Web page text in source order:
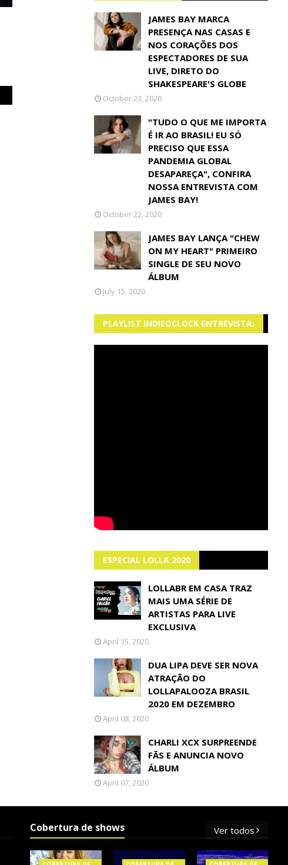
JAMES BAY MARCA
PRESENÇA NAS CASAS E
NOS CORAÇÕES DOS
ESPECTADORES DE SUA
LIVE, DIRETO DO
SHAKESPEARE'S GLOBE
October 23, 2020
"TUDO O QUE ME IMPORTA
É IR AO BRASIL! EU SÓ
PRECISO QUE ESSA
PANDEMIA GLOBAL
DESAPAREÇA", CONFIRA
NOSSA ENTREVISTA COM
JAMES BAY!
October 22, 2020
JAMES BAY LANÇA "CHEW
ON MY HEART" PRIMEIRO
SINGLE DE SEU NOVO
ÁLBUM
July 15, 2020
PLAYLIST INDIEOCLOCK ENTREVISTA:
ESPECIAL LOLLA 2020
LOLLABR EM CASA TRAZ
MAIS UMA SÉRIE DE
ARTISTAS PARA LIVE
EXCLUSIVA
April 15, 2020
DUA LIPA DEVE SER NOVA
ATRAÇÃO DO
LOLLAPALOOZA BRASIL
2020 EM DEZEMBRO
April 08, 2020
CHARLI XCX SURPREENDE
FÃS E ANUNCIA NOVO
ÁLBUM
April 07, 2020
Cobertura de shows Ver todos